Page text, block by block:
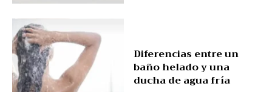
Diferencias entre un
baño helado y una
ducha de agua fría